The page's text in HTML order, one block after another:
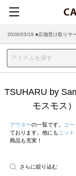
2026/03/18 ■店舗受け取りサ
TSUHARU by
モスモス
アウターの一覧です。 コー
ております。他にも ニッ
商品も充実！
さらに絞り込む